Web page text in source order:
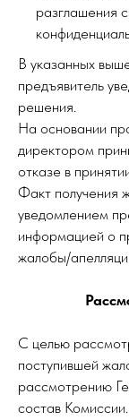
разглашения
В указанных
предъявитель
решения.
На основании
директором
отказе в
Факт получения
уведомлением
информацией о
жалобы/
С целью
поступившей
рассмотрению
состав Комиссии.